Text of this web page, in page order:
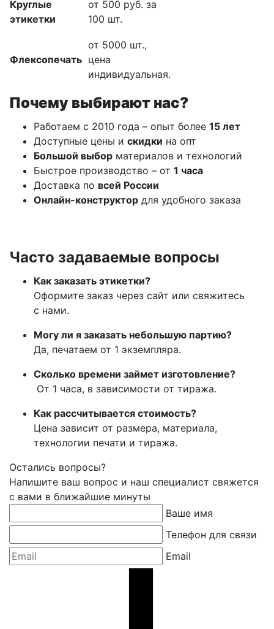
Круглые
этикетки
от 500 руб. за
100 шт.
Флексопечать
от 5000 шт.,
цена
индивидуальная.
Почему выбирают нас?
Работаем с 2010 года – опыт более 15 лет
Доступные цены и скидки на опт
Большой выбор материалов и технологий
Быстрое производство – от 1 часа
Доставка по всей России
Онлайн-конструктор для удобного заказа
Часто задаваемые вопросы
Как заказать этикетки?
Оформите заказ через сайт или свяжитесь
с нами.
Могу ли я заказать небольшую партию?
Да, печатаем от 1 экземпляра.
Сколько времени займет изготовление?
От 1 часа, в зависимости от тиража.
Как рассчитывается стоимость?
Цена зависит от размера, материала,
технологии печати и тиража.
Остались вопросы?
Напишите ваш вопрос и наш специалист свяжется
с вами в ближайшие минуты
Ваше имя
Телефон для связи
Email